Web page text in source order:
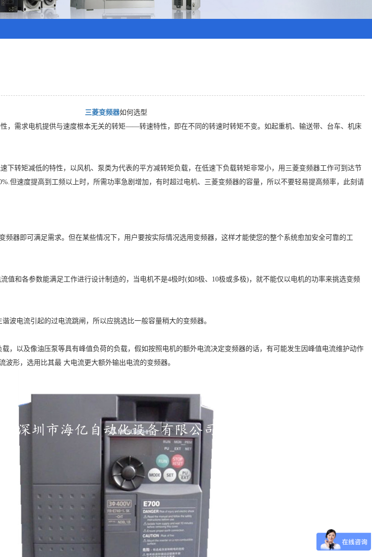
三菱变频器如何选型
，需求电机提供与速度根本无关的转矩——转速特性，即在不同的转速时转矩不变。如起重机、输送带、台车、机床
下转矩减低的特性，以风机、泵类为代表的平方减转矩负载，在低速下负载转矩非常小，用三菱变频器工作可到达节
但速度提高到工频以上时，所需功率急剧增加，有时超过电机、三菱变频器的容量，所以不要轻易提高频率，此刻请
频器即可满足需求。但在某些情况下，用户要按实际情况选用变频器，这样才能使您的整个系统愈加安全可靠的工
值和各参数能满足工作进行设计制造的，当电机不是4极时(如8极、10极或多极)，就不能仅以电机的功率来挑选变频
波电流引起的过电流跳闸，所以应挑选比一般容量稍大的变频器。
，以及像油压泵等具有峰值负荷的负载，假如按照电机的额外电流决定变频器的话，有可能发生因峰值电流维护动作
形，选用比其最 大电流更大额外输出电流的变频器。